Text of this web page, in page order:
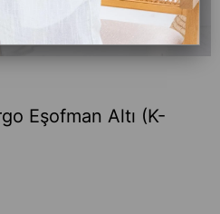
Eşofman Altı (K-